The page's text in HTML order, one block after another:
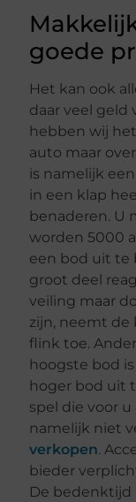
goede
Het kan ook
daar veel geld
hebben wij
auto maar
is namelijk
in een klap
benaderen. U
worden 5000
een bod uit te
groot deel
veiling maar
zijn, neemt de
flink toe.
hoogste bod
hoger bod uit
spel die voor
namelijk niet
verkopen.
bieder
De bedenktijd